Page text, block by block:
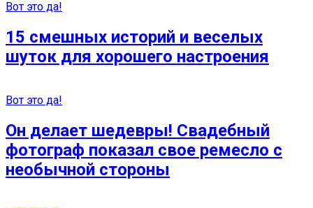
Вот это да!
15 смешных историй и веселых
шуток для хорошего настроения
Вот это да!
Он делает шедевры! Свадебный
фотограф показал свое ремесло с
необычной стороны